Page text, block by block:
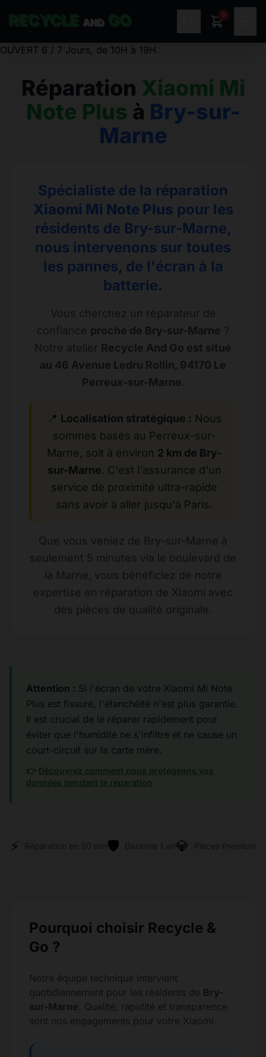
AND
0
OUVERT 6 / 7 Jours, de 10H à 19H
Réparation Xiaomi Mi
Note Plus à Bry-sur-
Marne
Spécialiste de la réparation
Xiaomi Mi Note Plus pour les
résidents de Bry-sur-Marne,
nous intervenons sur toutes
les pannes, de l'écran à la
batterie.
Vous cherchez un réparateur de
confiance proche de Bry-sur-Marne ?
Notre atelier Recycle And Go est situé
au 46 Avenue Ledru Rollin, 94170 Le
Perreux-sur-Marne.
📍 Localisation stratégique : Nous
sommes basés au Perreux-sur-
Marne, soit à environ 2 km de Bry-
sur-Marne. C'est l'assurance d'un
service de proximité ultra-rapide
sans avoir à aller jusqu'à Paris.
Que vous veniez de Bry-sur-Marne à
seulement 5 minutes via le boulevard de
la Marne, vous bénéficiez de notre
expertise en réparation de Xiaomi avec
des pièces de qualité originale.
Attention : Si l'écran de votre Xiaomi Mi Note
Plus est fissuré, l'étanchéité n'est plus garantie.
Il est crucial de le réparer rapidement pour
éviter que l'humidité ne s'infiltre et ne cause un
court-circuit sur la carte mère.
👉 Découvrez comment nous protégeons vos
données pendant la réparation
⚡ Réparation en 30 min🛡️ Garantie 1 an💎 Pièces Premium
Pourquoi choisir Recycle &
Go ?
Notre équipe technique intervient
quotidiennement pour les résidents de Bry-
sur-Marne. Qualité, rapidité et transparence
sont nos engagements pour votre Xiaomi.